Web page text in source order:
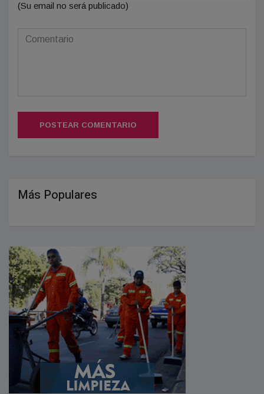
(Su email no será publicado)
POSTEAR COMENTARIO
Más Populares